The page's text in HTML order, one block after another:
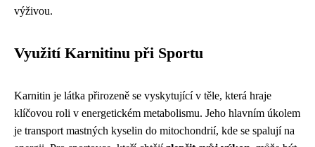
výživou.
Využití Karnitinu při Sportu
Karnitin je látka přirozeně se vyskytující v těle, která hraje
klíčovou roli v energetickém metabolismu. Jeho hlavním úkolem
je transport mastných kyselin do mitochondrií, kde se spalují na